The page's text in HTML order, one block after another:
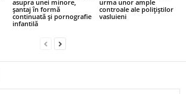
asupra unei minore,
șantaj în formă
continuată și pornografie
infantilă
urma unor ample
controale ale polițiștilor
vasluieni